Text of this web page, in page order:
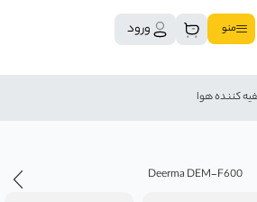
منو ورود
کننده هوا